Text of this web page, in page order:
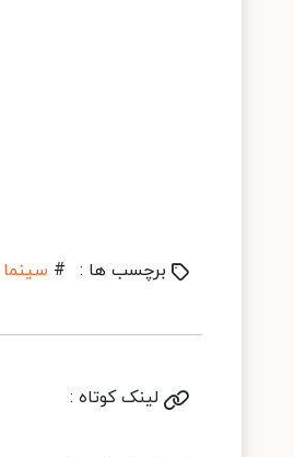
برچسب ها : # سینما
لینک کوتاه :